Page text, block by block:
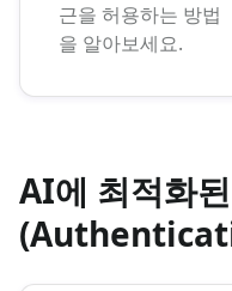
근을 허용하는 방법
을 알아보세요.
AI에 최적화